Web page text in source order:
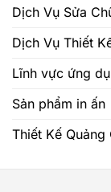
Dịch Vụ Sửa
Dịch Vụ Thiết
Lĩnh vực ứng
Sản phẩm in ấn
Thiết Kế